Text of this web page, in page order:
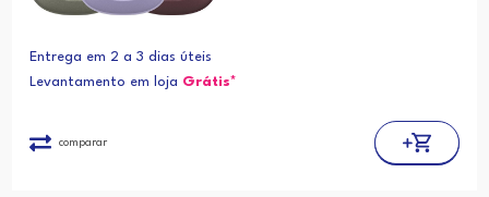
Entrega em 2 a 3 dias úteis
Levantamento em loja Grátis*
comparar